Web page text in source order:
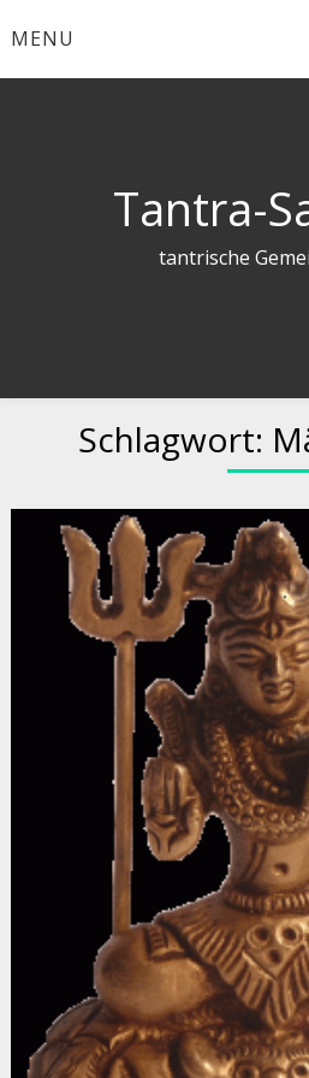
toMENU
Tantra-
tantrische
Schlagwort: